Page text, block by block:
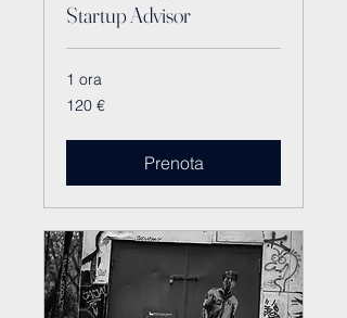
Startup Advisor
1 ora
120
euro
120 €
Prenota